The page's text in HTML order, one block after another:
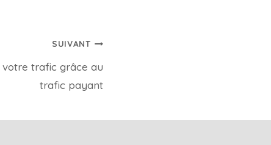
SUIVANT
trafic grâce au
trafic payant